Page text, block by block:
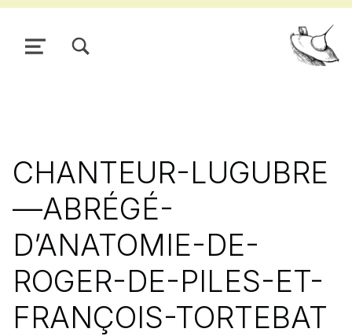
Pour
MENU
CHANTEUR-LUGUBRE
—ABRÉGÉ-
D’ANATOMIE-DE-
ROGER-DE-PILES-ET-
FRANÇOIS-TORTEBAT